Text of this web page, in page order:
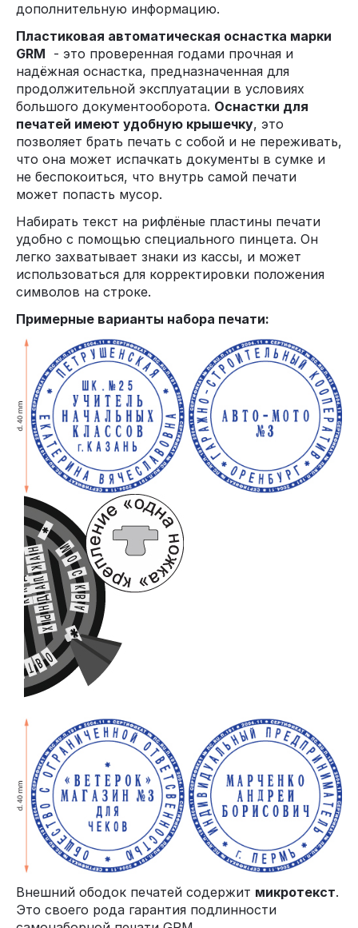
дополнительную информацию.
Пластиковая автоматическая оснастка марки
GRM - это проверенная годами прочная и
надёжная оснастка, предназначенная для
продолжительной эксплуатации в условиях
большого документооборота. Оснастки для
печатей имеют удобную крышечку, это
позволяет брать печать с собой и не переживать,
что она может испачкать документы в сумке и
не беспокоиться, что внутрь самой печати
может попасть мусор.
Набирать текст на рифлёные пластины печати
удобно с помощью специального пинцета. Он
легко захватывает знаки из кассы, и может
использоваться для корректировки положения
символов на строке.
Примерные варианты набора печати:
Внешний ободок печатей содержит микротекст.
Это своего рода гарантия подлинности